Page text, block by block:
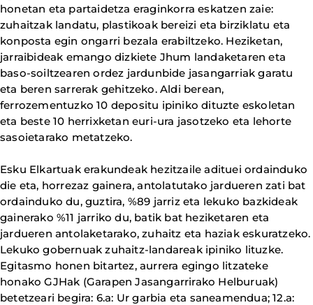
honetan eta partaidetza eraginkorra eskatzen zaie:
zuhaitzak landatu, plastikoak bereizi eta birziklatu eta
konposta egin ongarri bezala erabiltzeko. Heziketan,
jarraibideak emango dizkiete Jhum landaketaren eta
baso-soiltzearen ordez jardunbide jasangarriak garatu
eta beren sarrerak gehitzeko. Aldi berean,
ferrozementuzko 10 depositu ipiniko dituzte eskoletan
eta beste 10 herrixketan euri-ura jasotzeko eta lehorte
sasoietarako metatzeko.
Esku Elkartuak erakundeak hezitzaile adituei ordainduko
die eta, horrezaz gainera, antolatutako jardueren zati bat
ordainduko du, guztira, %89 jarriz eta lekuko bazkideak
gainerako %11 jarriko du, batik bat heziketaren eta
jardueren antolaketarako, zuhaitz eta haziak eskuratzeko.
Lekuko gobernuak zuhaitz-landareak ipiniko lituzke.
Egitasmo honen bitartez, aurrera egingo litzateke
honako GJHak (Garapen Jasangarrirako Helburuak)
betetzeari begira: 6.a: Ur garbia eta saneamendua; 12.a: